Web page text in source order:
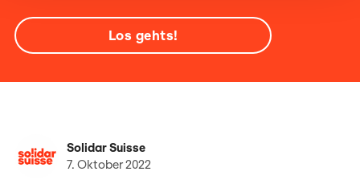
Los gehts!
Solidar Suisse
7. Oktober 2022